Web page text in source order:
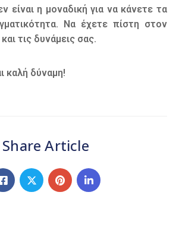
είναι η μοναδική για να κάνετε τα
Να έχετε πίστη στον
τις δυνάμεις σας.
καλή δύναμη!
Share Article